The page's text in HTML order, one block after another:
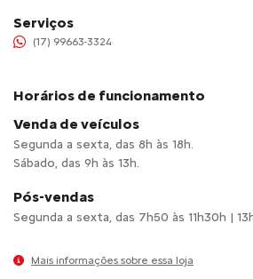
Serviços
(17) 99663-3324
Horários de funcionamento
Venda de veículos
Segunda a sexta, das 8h às 18h.
Sábado, das 9h às 13h.
Pós-vendas
Segunda a sexta, das 7h50 às 11h30h |
Mais informações sobre essa loja